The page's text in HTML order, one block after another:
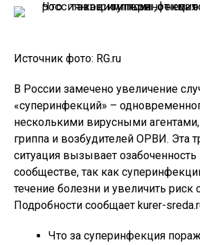
Источник фото: RG.ru
В России замечено увеличение
«суперинфекций» –
несколькими вирусными
гриппа и возбудителей ОРВИ. Эта
ситуация вызывает
сообществе, так как
течение болезни и увеличить риск
Подробности сообщает kurer-
Что за суперинфекция